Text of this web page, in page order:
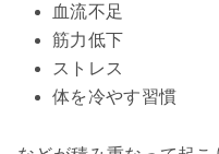
血流不足
筋力低下
ストレス
体を冷やす習慣